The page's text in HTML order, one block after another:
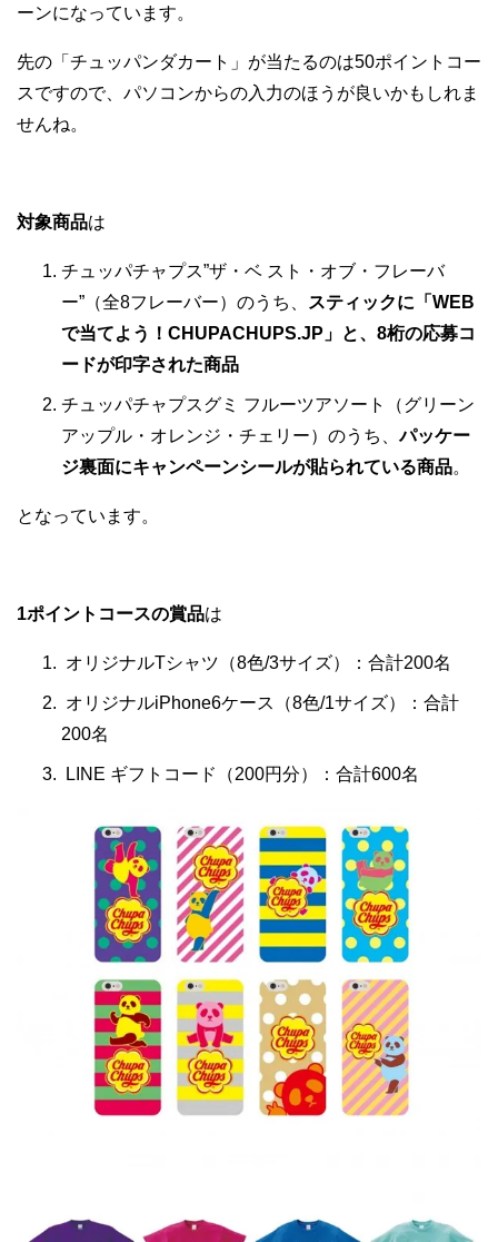
ーンになっています。
先の「チュッパンダカート」が当たるのは50ポイントコー
スですので、パソコンからの入力のほうが良いかもしれま
せんね。
対象商品は
チュッパチャプス”ザ・ベ スト・オブ・フレーバ
ー”（全8フレーバー）のうち、
スティックに「WEB
で当てよう！CHUPACHUPS.JP」と、8桁の応募コ
ードが印字された商品
チュッパチャプスグミ フルーツアソート（グリーン
アップル・オレンジ・チェリー）のうち、パッケー
ジ裏面にキャンペーンシールが貼られている商品。
となっています。
1ポイントコースの賞品は
オリジナルTシャツ（8色/3サイズ）：合計200名
オリジナルiPhone6ケース（8色/1サイズ）：合計
200名
LINE ギフトコード（200円分）：合計600名